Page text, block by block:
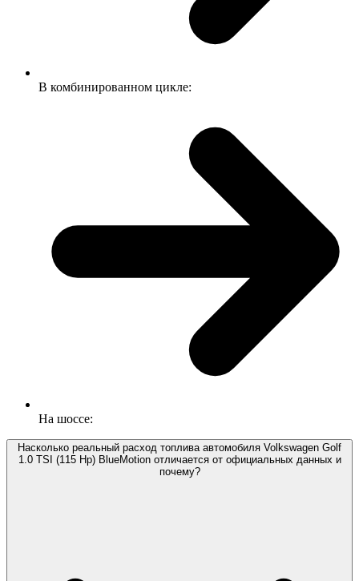
В комбинированном цикле:
На шоссе:
Насколько реальный расход топлива автомобиля Volkswagen Golf
1.0 TSI (115 Hp) BlueMotion отличается от официальных данных и
почему?